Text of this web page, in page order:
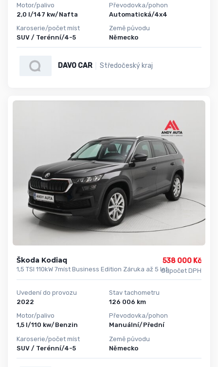
Motor/palivo
2,0 l/147 kw/Nafta
Karoserie/počet míst
SUV / Terénní/4-5
Převodovka/pohon
Automatická/4x4
Země původu
Německo
DAVO CAR Středočeský kraj
Škoda Kodiaq
1,5 TSI 110kW 7míst Business Edition Záruka až 5 let
538 000 Kč
Odpočet DPH
Uvedení do provozu
2022
Motor/palivo
1,5 l/110 kw/Benzin
Karoserie/počet míst
SUV / Terénní/4-5
Stav tachometru
126 006 km
Převodovka/pohon
Manuální/Přední
Země původu
Německo